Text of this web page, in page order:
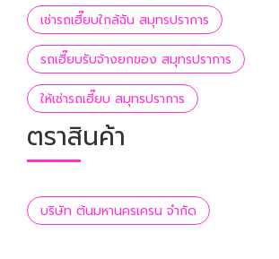
เช่ารถเฮี๊ยบใกล้ฉัน สมุทรปราการ
รถเฮี๊ยบรับจ้างยกของ สมุทรปราการ
ให้เช่ารถเฮี๊ยบ สมุทรปราการ
ตราสินค้า
บริษัท ต้นมหานครเครน จำกัด